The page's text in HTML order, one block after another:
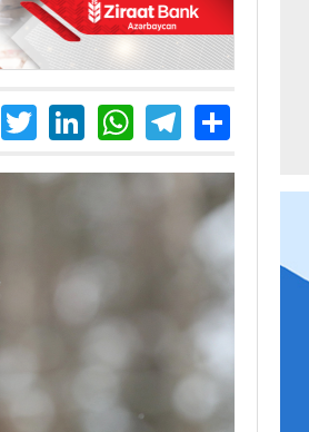
Facebook
TwitterLinkedIn
WhatsApp
Telegram
Share